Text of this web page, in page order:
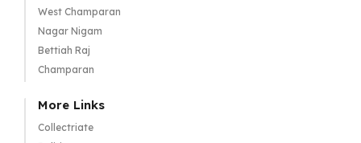
West Champaran
Nagar Nigam
Bettiah Raj
Champaran
More Links
Collectriate